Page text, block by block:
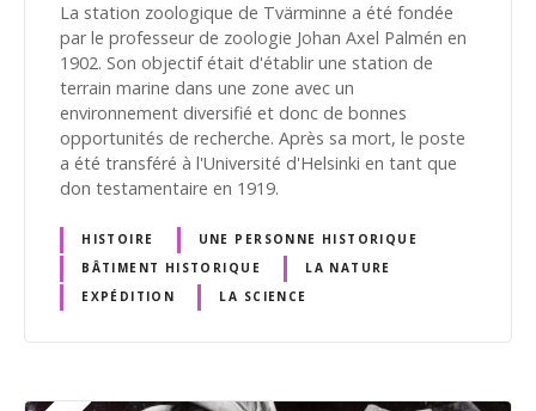
La station zoologique de Tvärminne a été fondée
par le professeur de zoologie Johan Axel Palmén en
1902. Son objectif était d'établir une station de
terrain marine dans une zone avec un
environnement diversifié et donc de bonnes
opportunités de recherche. Après sa mort, le poste
a été transféré à l'Université d'Helsinki en tant que
don testamentaire en 1919.
HISTOIRE
UNE PERSONNE HISTORIQUE
BÂTIMENT HISTORIQUE
LA NATURE
EXPÉDITION
LA SCIENCE